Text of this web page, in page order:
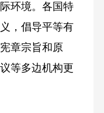
境。各国特
，倡导平等有
章宗旨和原
等多边机构更